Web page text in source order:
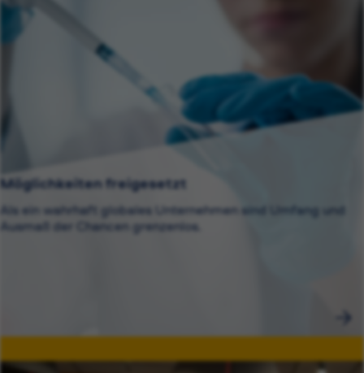
Möglichkeiten freigesetzt
Als ein wahrhaft globales Unternehmen sind Umfang und
Ausmaß der Chancen grenzenlos.